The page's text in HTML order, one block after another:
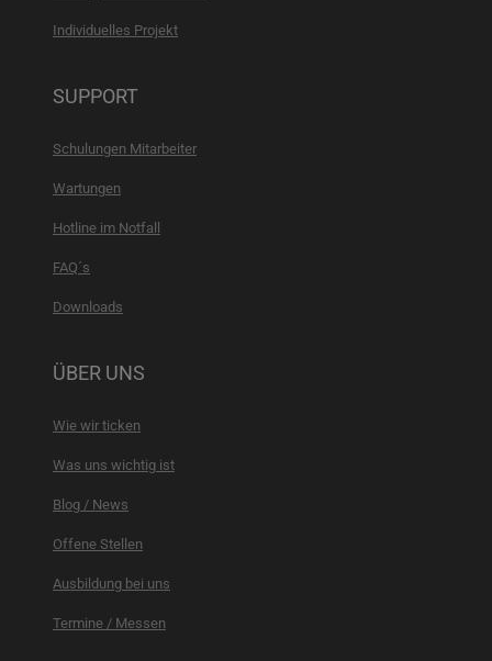
Individuelles Projekt
SUPPORT
Schulungen Mitarbeiter
Wartungen
Hotline im Notfall
FAQ´s
Downloads
ÜBER UNS
Wie wir ticken
Was uns wichtig ist
Blog / News
Offene Stellen
Ausbildung bei uns
Termine / Messen